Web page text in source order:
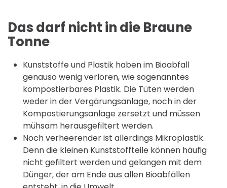
Das darf nicht in die Braune
Tonne
Kunststoffe und Plastik haben im Bioabfall
genauso wenig verloren, wie sogenanntes
kompostierbares Plastik. Die Tüten werden
weder in der Vergärungsanlage, noch in der
Kompostierungsanlage zersetzt und müssen
mühsam herausgefiltert werden.
Noch verheerender ist allerdings Mikroplastik.
Denn die kleinen Kunststoffteile können häufig
nicht gefiltert werden und gelangen mit dem
Dünger, der am Ende aus allen Bioabfällen